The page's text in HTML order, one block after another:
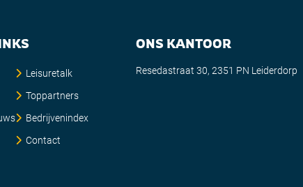
Leisuretalk
Toppartners
Bedrijvenindex
Contact
ONS KANTOOR
Resedastraat 30, 2351 PN Leiderdorp